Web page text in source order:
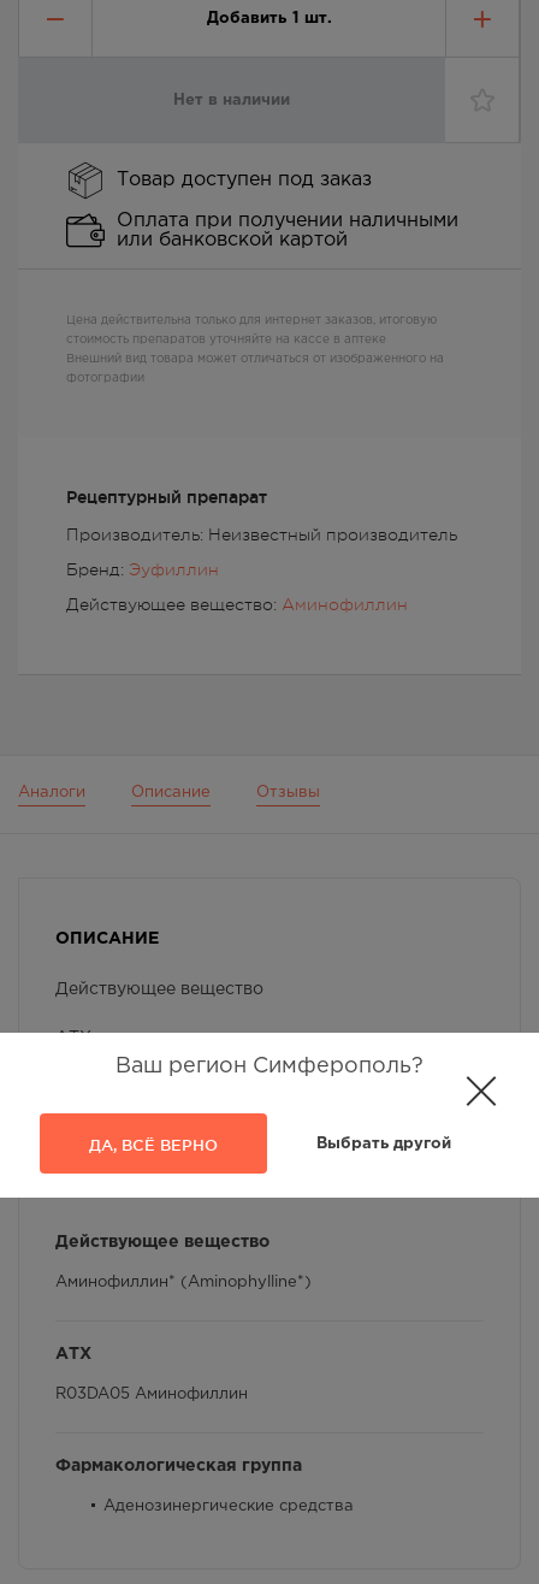
Ваш регион Симферополь?
ДА, ВСЁ ВЕРНО Выбрать другой
Добавить 1 шт.
Нет в наличии
Рецептурный препарат
Производитель: Неизвестный производитель
Бренд: Эуфиллин
Действующее вещество: Аминофиллин
Товар доступен под заказ
Оплата при получении наличными
или банковской картой
Цена действительна только для интернет заказов, итоговую
стоимость препаратов уточняйте на кассе в аптеке
Внешний вид товара может отличаться от изображенного на
фотографии
Аналоги Описание Отзывы
ОПИСАНИЕ
Действующее вещество
АТХ
Действующее вещество
Аминофиллин* (Aminophylline*)
АТХ
R03DA05 Аминофиллин
Фармакологическая группа
Аденозинергические средства